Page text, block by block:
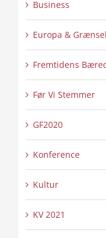
Business
Europa &
Fremtidens
Før Vi Stemmer
GF2020
Konference
Kultur
KV 2021